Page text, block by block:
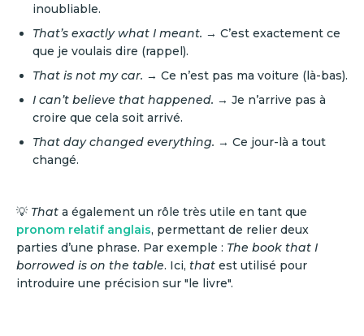
inoubliable.
That’s exactly what I meant. → C’est exactement ce
que je voulais dire (rappel).
That is not my car. → Ce n’est pas ma voiture (là-bas).
I can’t believe that happened. → Je n’arrive pas à
croire que cela soit arrivé.
That day changed everything. → Ce jour-là a tout
changé.
💡 That a également un rôle très utile en tant que
pronom relatif anglais, permettant de relier deux
parties d’une phrase. Par exemple : The book that I
borrowed is on the table. Ici, that est utilisé pour
introduire une précision sur "le livre".